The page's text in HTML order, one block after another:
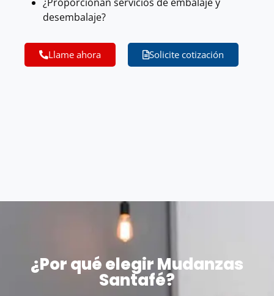
desembalaje?
Llame ahora Solicite cotización
¿Por qué elegir Mudanzas
Santafé?